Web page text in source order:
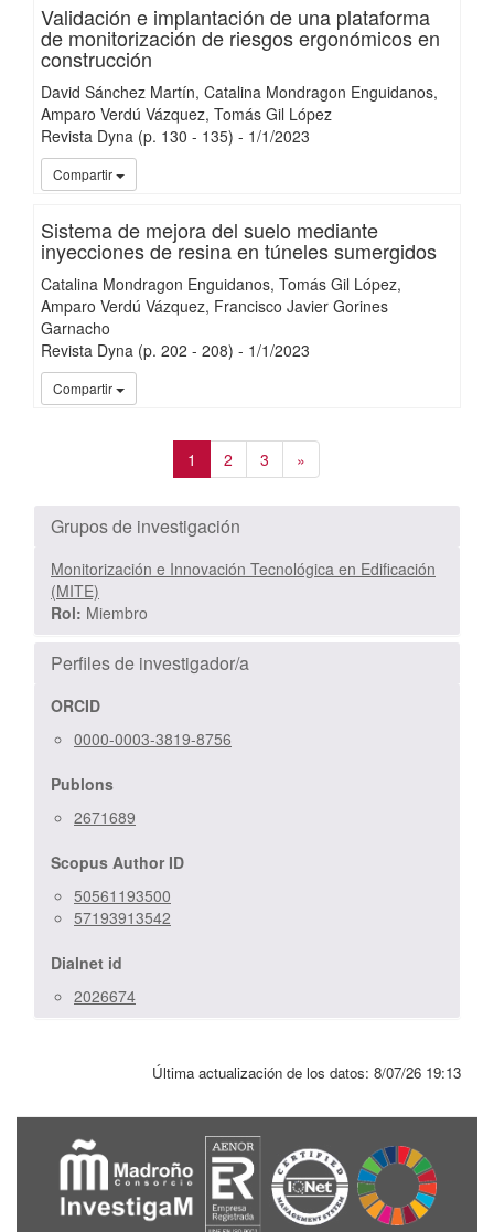
Validación e implantación de una plataforma
de monitorización de riesgos ergonómicos en
construcción
David Sánchez Martín Catalina Mondragon Enguidanos
Amparo Verdú Vázquez Tomás Gil López
Revista Dyna (p. 130 - 135) - 1/1/2023
Compartir
Sistema de mejora del suelo mediante
inyecciones de resina en túneles sumergidos
Catalina Mondragon Enguidanos Tomás Gil López
Amparo Verdú Vázquez Francisco Javier Gorines
Garnacho
Revista Dyna (p. 202 - 208) - 1/1/2023
Compartir
1 2 3 »
Grupos de investigación
Monitorización e Innovación Tecnológica en Edificación
(MITE)
Rol: Miembro
Perfiles de investigador/a
ORCID
0000-0003-3819-8756
Publons
2671689
Scopus Author ID
50561193500
57193913542
Dialnet id
2026674
Última actualización de los datos: 8/07/26 19:13